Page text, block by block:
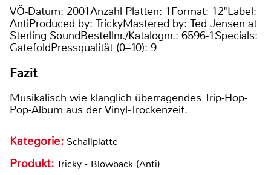
VÖ-Datum: 2001Anzahl Platten: 1Format: 12"Label:
AntiProduced by: TrickyMastered by: Ted Jensen at
Sterling SoundBestellnr./Katalognr.: 6596-1Specials:
GatefoldPressqualität (0–10): 9
Fazit
Musikalisch wie klanglich überragendes Trip-Hop-
Pop-Album aus der Vinyl-Trockenzeit.
Kategorie: Schallplatte
Produkt: Tricky - Blowback (Anti)